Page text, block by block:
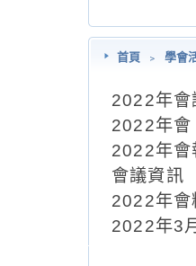
首頁 ﹥ 學會
2022年會
2022年會
2022年會
會議資訊
2022年會
2022年3